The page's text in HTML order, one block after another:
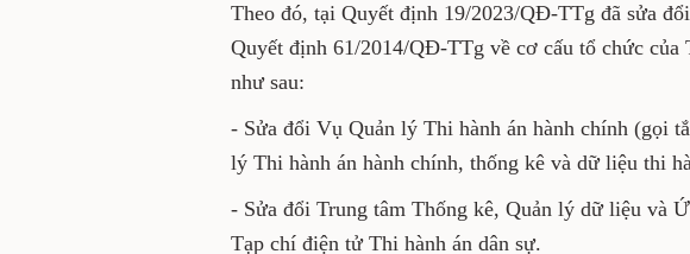
Theo đó, tại Quyết định 19/2023/QĐ-TTg
Điều 3 Quyết định 61/2014/QĐ-TTg về cơ
hành án dân sự, cụ thể như sau:
- Sửa đổi Vụ Quản lý Thi hành án hành
thành Vụ Quản lý Thi hành án hành
án (gọi tắt là Vụ Nghiệp vụ 3).